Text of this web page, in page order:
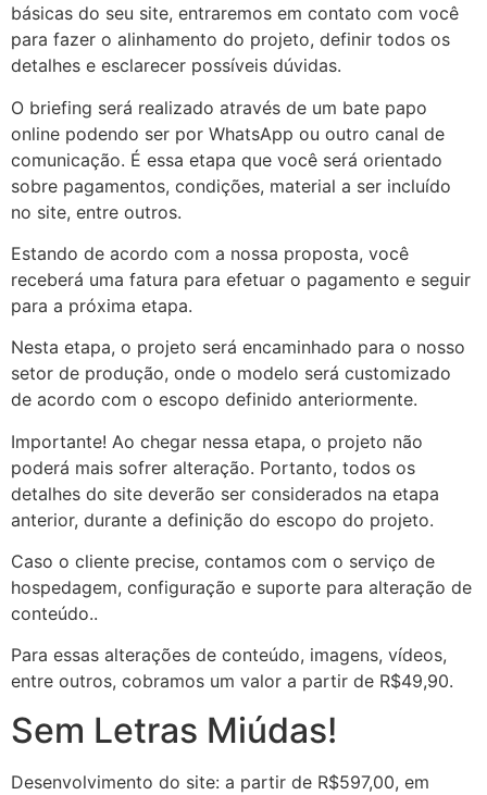
básicas do seu site, entraremos em contato com você
para fazer o alinhamento do projeto, definir todos os
detalhes e esclarecer possíveis dúvidas.
O briefing será realizado através de um bate papo
online podendo ser por WhatsApp ou outro canal de
comunicação. É essa etapa que você será orientado
sobre pagamentos, condições, material a ser incluído
no site, entre outros.
Estando de acordo com a nossa proposta, você
receberá uma fatura para efetuar o pagamento e seguir
para a próxima etapa.
Nesta etapa, o projeto será encaminhado para o nosso
setor de produção, onde o modelo será customizado
de acordo com o escopo definido anteriormente.
Importante! Ao chegar nessa etapa, o projeto não
poderá mais sofrer alteração. Portanto, todos os
detalhes do site deverão ser considerados na etapa
anterior, durante a definição do escopo do projeto.
Caso o cliente precise, contamos com o serviço de
hospedagem, configuração e suporte para alteração de
conteúdo..
Para essas alterações de conteúdo, imagens, vídeos,
entre outros, cobramos um valor a partir de R$49,90.
Sem Letras Miúdas!
Desenvolvimento do site: a partir de R$597,00, em